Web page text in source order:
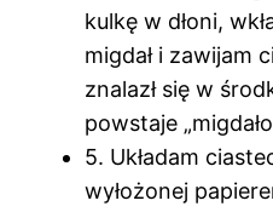
kulkę w dłoni,
migdał i zawijam
znalazł się w
powstaje
5. Układam
wyłożonej